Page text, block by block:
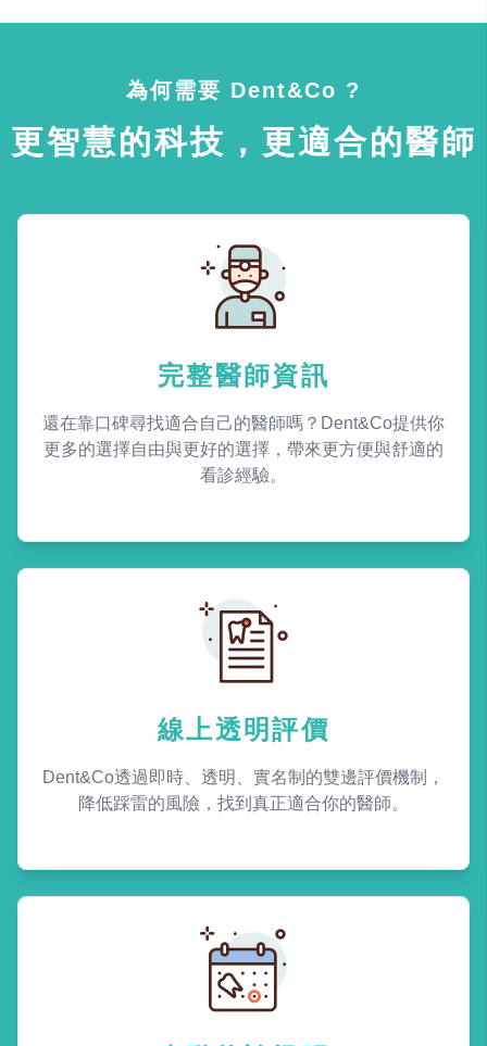
為何需要 Dent&Co ?
更智慧的科技，更適合的醫師
完整醫師資訊
還在靠口碑尋找適合自己的醫師嗎？Dent&Co提供你
更多的選擇自由與更好的選擇，帶來更方便與舒適的
看診經驗。
線上透明評價
Dent&Co透過即時、透明、實名制的雙邊評價機制，
降低踩雷的風險，找到真正適合你的醫師。